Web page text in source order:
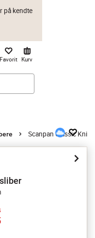
på kendte
Favorit Kurv
Scanpan Classic